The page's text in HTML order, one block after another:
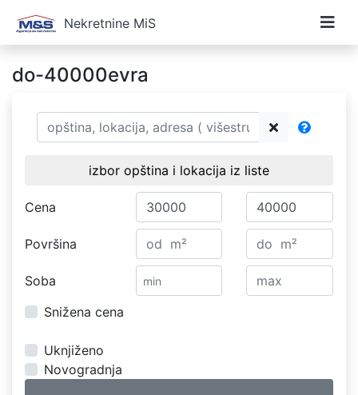
Nekretnine MiS
do-40000evra
izbor opština i lokacija iz liste
Cena
Površina
Soba
Snižena cena
Uknjiženo
Novogradnja